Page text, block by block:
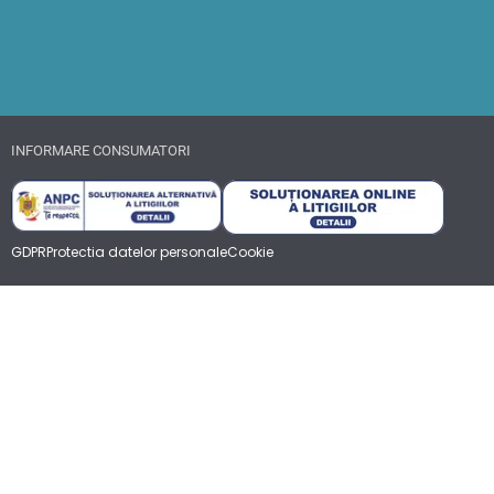
INFORMARE CONSUMATORI
GDPRProtectia datelor personaleCookie